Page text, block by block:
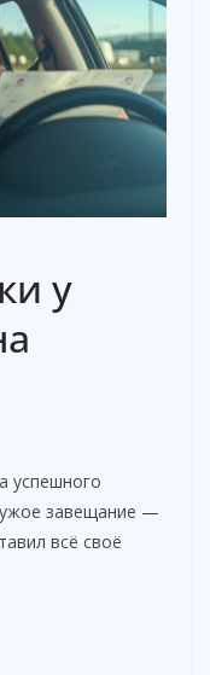
у
успешного
завещание —
всё своё